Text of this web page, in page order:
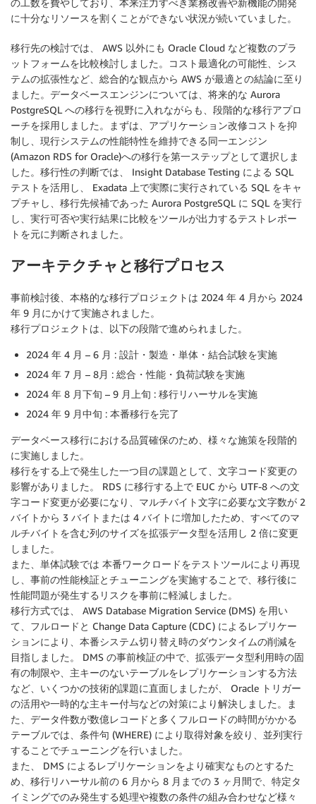
に十分なリソースを割くことができない状況が続いていました。
移行先の検討では、 AWS 以外にも Oracle Cloud など複数のプラ
ットフォームを比較検討しました。コスト最適化の可能性、シス
テムの拡張性など、総合的な観点から AWS が最適との結論に至り
ました。データベースエンジンについては、将来的な Aurora
PostgreSQL への移行を視野に入れながらも、段階的な移行アプロ
ーチを採用しました。まずは、アプリケーション改修コストを抑
制し、現行システムの性能特性を維持できる同一エンジン
(Amazon RDS for Oracle)への移行を第一ステップとして選択しま
した。移行性の判断では、 Insight Database Testing による SQL
テストを活用し、 Exadata 上で実際に実行されている SQL をキャ
プチャし、移行先候補であった Aurora PostgreSQL に SQL を実行
し、実行可否や実行結果に比較をツールが出力するテストレポー
トを元に判断されました。
アーキテクチャと移行プロセス
事前検討後、本格的な移行プロジェクトは 2024 年 4 月から 2024
年 9 月にかけて実施されました。
移行プロジェクトは、以下の段階で進められました。
2024 年 4 月 – 6 月 : 設計・製造・単体・結合試験を実施
2024 年 7 月 – 8月 : 総合・性能・負荷試験を実施
2024 年 8 月下旬 – 9 月上旬 : 移行リハーサルを実施
2024 年 9 月中旬 : 本番移行を完了
データベース移行における品質確保のため、様々な施策を段階的
に実施しました。
移行をする上で発生した一つ目の課題として、文字コード変更の
影響がありました。 RDS に移行する上で EUC から UTF-8 への文
字コード変更が必要になり、マルチバイト文字に必要な文字数が 2
バイトから 3 バイトまたは 4 バイトに増加したため、すべてのマ
ルチバイトを含む列のサイズを拡張データ型を活用し 2 倍に変更
しました。
また、単体試験では 本番ワークロードをテストツールにより再現
し、事前の性能検証とチューニングを実施することで、移行後に
性能問題が発生するリスクを事前に軽減しました。
移行方式では、 AWS Database Migration Service (DMS) を用い
て、フルロードと Change Data Capture (CDC) によるレプリケー
ションにより、本番システム切り替え時のダウンタイムの削減を
目指しました。 DMS の事前検証の中で、拡張データ型利用時の固
有の制限や、主キーのないテーブルをレプリケーションする方法
など、いくつかの技術的課題に直面しましたが、 Oracle トリガー
の活用や一時的な主キー付与などの対策により解決しました。ま
た、データ件数が数億レコードと多くフルロードの時間がかかる
テーブルでは、条件句 (WHERE) により取得対象を絞り、並列実行
することでチューニングを行いました。
また、 DMS によるレプリケーションをより確実なものとするた
め、移行リハーサル前の 6 月から 8 月までの 3 ヶ月間で、特定タ
イミングでのみ発生する処理や複数の条件の組み合わせなど様々